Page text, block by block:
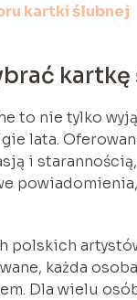
kartki ślubnej
kartkę
to nie tylko
lata.
i
polskich
każda
Dla wielu